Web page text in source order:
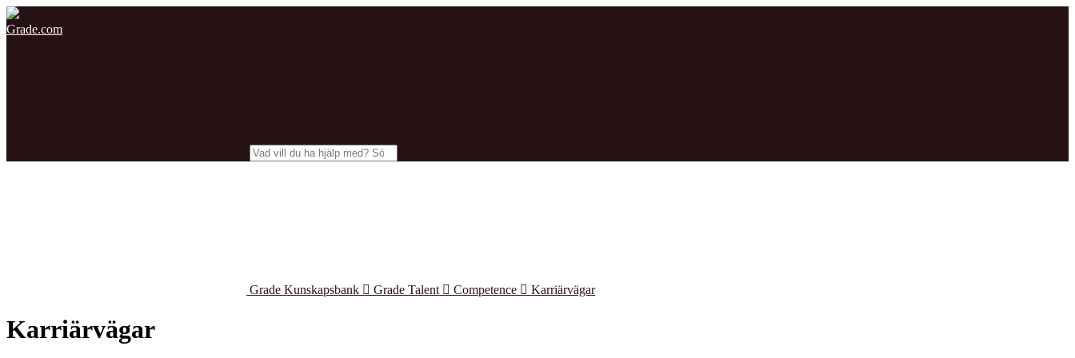
Grade.com
Grade Kunskapsbank  Grade Talent  Competence  Karriärvägar
Karriärvägar